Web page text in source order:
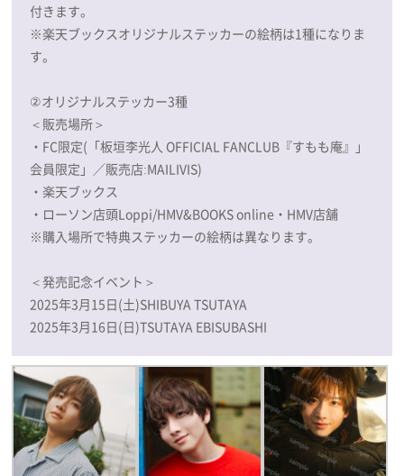
付きます。
※楽天ブックスオリジナルステッカーの絵柄は1種になりま
す。
②オリジナルステッカー3種
＜販売場所＞
・FC限定(「板垣李光人 OFFICIAL FANCLUB『すもも庵』」
会員限定」／販売店:MAILIVIS)
・楽天ブックス
・ローソン店頭Loppi/HMV&BOOKS online・HMV店舗
※購入場所で特典ステッカーの絵柄は異なります。
＜発売記念イベント＞
2025年3月15日(土)SHIBUYA TSUTAYA
2025年3月16日(日)TSUTAYA EBISUBASHI